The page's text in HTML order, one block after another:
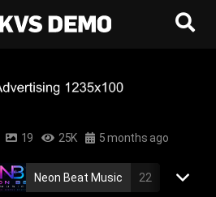
19 25K 5 months ago
Neon Beat Music 22